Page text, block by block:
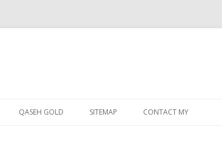
to
QASEH GOLD SITEMAP CONTACT MY